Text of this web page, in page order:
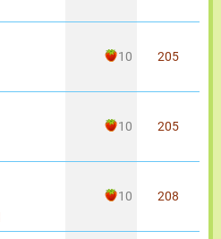
10 205
10 205
10 208